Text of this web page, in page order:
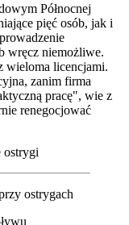
Północnej
pięć osób, jak i
wręcz niemożliwe.
wieloma licencjami.
zanim firma
pracę", wie z
renegocjować